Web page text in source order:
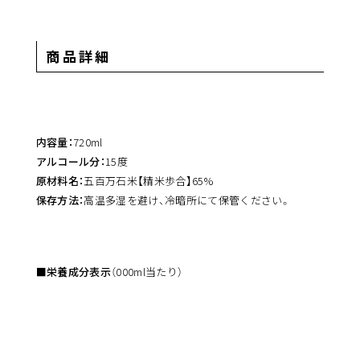
商品詳細
内容量：720ml
アルコール分：15度
原材料名：五百万石米【精米歩合】65%
保存方法：高温多湿を避け、冷暗所にて保管ください。
■栄養成分表示（000ml当たり）